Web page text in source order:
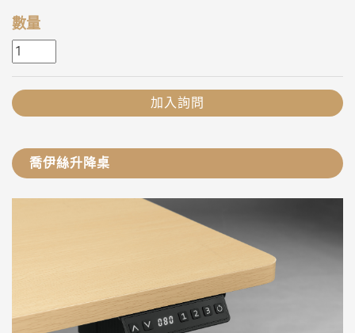
數量
加入詢問
喬伊絲升降桌